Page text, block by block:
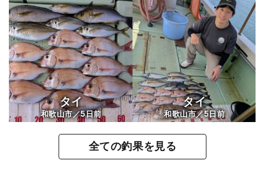
タイ
和歌山市／5日前
タイ
和歌山市／5日前
全ての釣果を見る